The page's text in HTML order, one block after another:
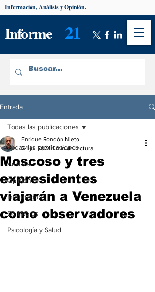
Informe 21
Información, Análisis y Opinión.
Entrada
Todas las publicaciones
Análisis
Opinión
Información
De interés
Psicología y Salud
Todas las publicaciones
Moscoso y tres
expresidentes
viajarán a Venezuela
como observadores
Enrique Rondón Nieto
24 jul 2024 1 min de lectura